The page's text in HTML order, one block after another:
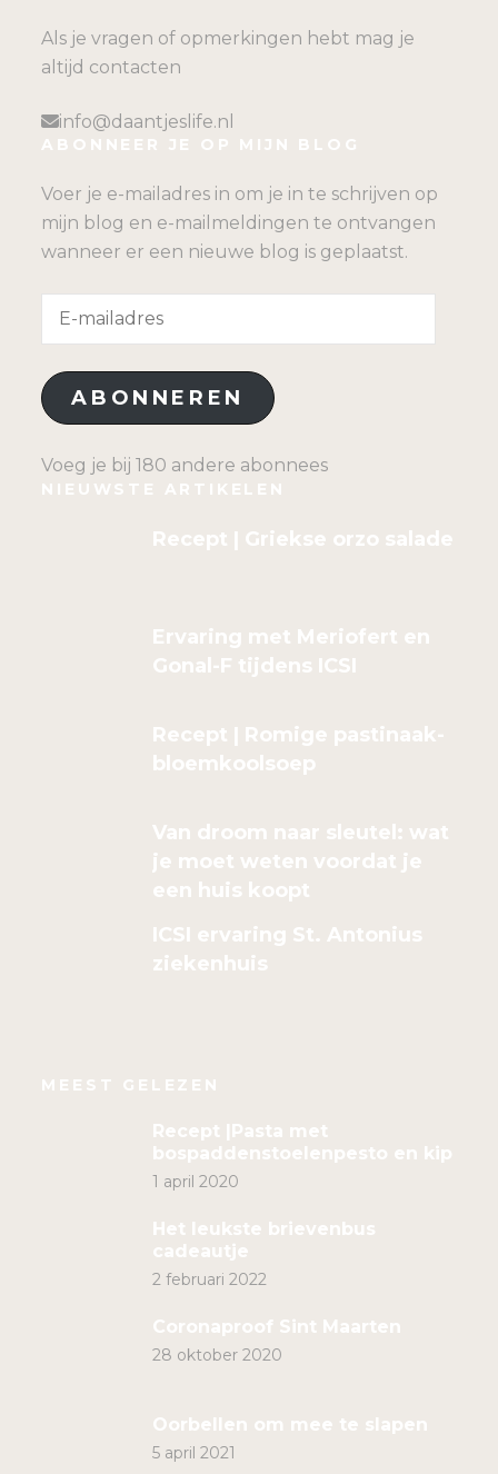
Als je vragen of opmerkingen hebt mag je
altijd contacten
info@daantjeslife.nl
ABONNEER JE OP MIJN BLOG
Voer je e-mailadres in om je in te schrijven op
mijn blog en e-mailmeldingen te ontvangen
wanneer er een nieuwe blog is geplaatst.
ABONNEREN
Voeg je bij 180 andere abonnees
NIEUWSTE ARTIKELEN
Recept | Griekse orzo salade
Ervaring met Meriofert en
Gonal-F tijdens ICSI
Recept | Romige pastinaak-
bloemkoolsoep
Van droom naar sleutel: wat
je moet weten voordat je
een huis koopt
ICSI ervaring St. Antonius
ziekenhuis
MEEST GELEZEN
Recept |Pasta met
bospaddenstoelenpesto en kip
1 april 2020
Het leukste brievenbus
cadeautje
2 februari 2022
Coronaproof Sint Maarten
28 oktober 2020
Oorbellen om mee te slapen
5 april 2021